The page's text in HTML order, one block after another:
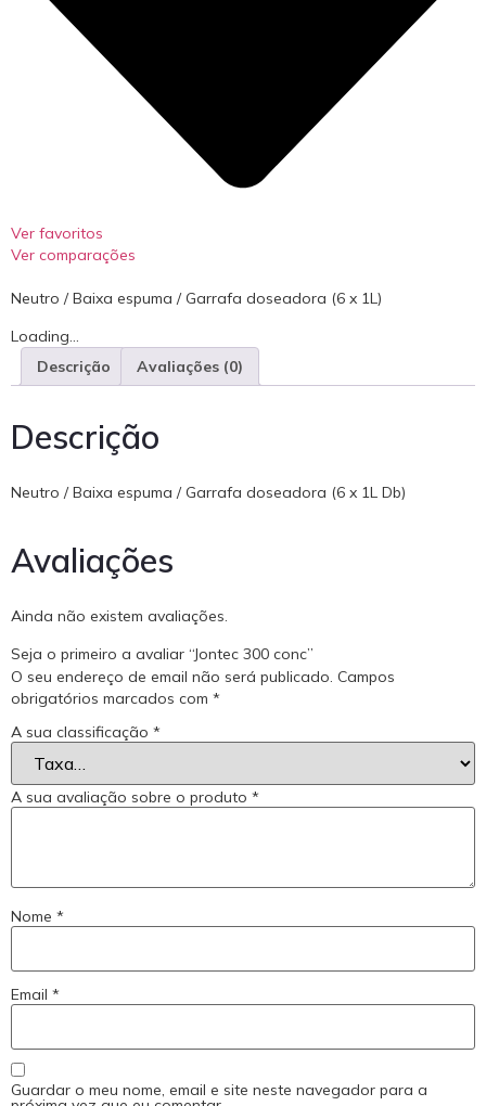
Ver favoritos
Ver comparações
Neutro / Baixa espuma / Garrafa doseadora (6 x 1L)
Loading...
Descrição
Avaliações (0)
Descrição
Neutro / Baixa espuma / Garrafa doseadora (6 x 1L Db)
Avaliações
Ainda não existem avaliações.
Seja o primeiro a avaliar “Jontec 300 conc”
O seu endereço de email não será publicado. Campos
obrigatórios marcados com *
A sua classificação *
A sua avaliação sobre o produto *
Nome *
Email *
Guardar o meu nome, email e site neste navegador para a